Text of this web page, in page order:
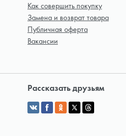
Как совершить покупку
Замена и возврат товара
Публичная оферта
Вакансии
Рассказать друзьям